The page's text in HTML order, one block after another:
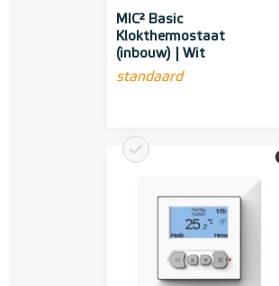
MIC² Basic
Klokthermostaat
(inbouw) | Wit
standaard